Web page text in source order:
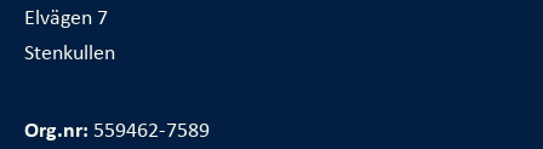
Elvägen 7
Stenkullen
Org.nr: 559462-7589